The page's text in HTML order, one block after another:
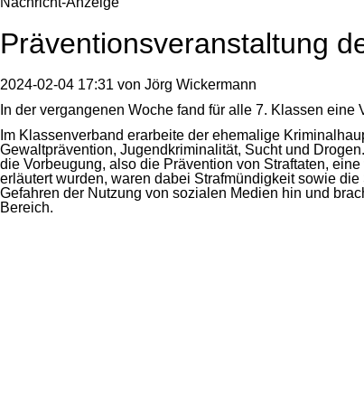
Präventionsveranstaltung
2024-02-04 17:31 von Jörg Wickermann
In der vergangenen Woche fand für alle 7. Klassen
Im Klassenverband erarbeite der ehemalige
Gewaltprävention, Jugendkriminalität, Sucht und
die Vorbeugung, also die Prävention von Straftaten,
erläutert wurden, waren dabei Strafmündigkeit sowie
Gefahren der Nutzung von sozialen Medien hin und
Bereich.